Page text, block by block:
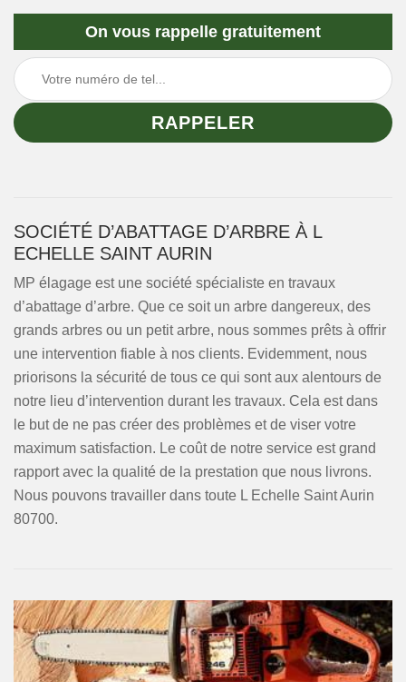
On vous rappelle gratuitement
SOCIÉTÉ D’ABATTAGE D’ARBRE À L
ECHELLE SAINT AURIN
MP élagage est une société spécialiste en travaux
d’abattage d’arbre. Que ce soit un arbre dangereux, des
grands arbres ou un petit arbre, nous sommes prêts à offrir
une intervention fiable à nos clients. Evidemment, nous
priorisons la sécurité de tous ce qui sont aux alentours de
notre lieu d’intervention durant les travaux. Cela est dans
le but de ne pas créer des problèmes et de viser votre
maximum satisfaction. Le coût de notre service est grand
rapport avec la qualité de la prestation que nous livrons.
Nous pouvons travailler dans toute L Echelle Saint Aurin
80700.